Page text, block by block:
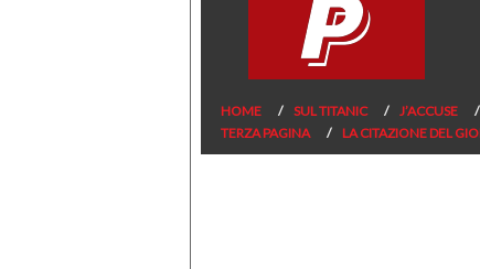
HOME SUL TITANIC J’ACCUSE
TERZA PAGINA
LA CITAZIONE DEL